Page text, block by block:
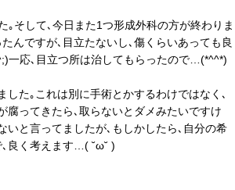
｡そして､今日また1つ形成外科の方が終わりま
んですが､目立たないし､傷くらいあっても良
一応､目立つ所は治してもらったので…(*^^*)
た｡これは別に手術とかするわけではなく､
腐ってきたら､取らないとダメみたいですけ
いと言ってましたが､もしかしたら､自分の希
良く考えます…( ˘ω˘ )